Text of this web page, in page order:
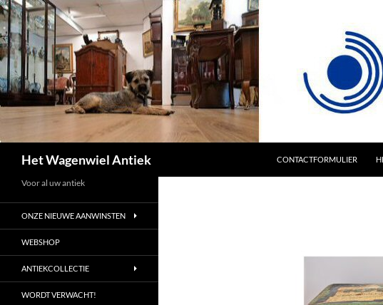
Het Wagenwiel Antiek
CONTACTFORMULIER
Voor al uw antiek
ONZE NIEUWE AANWINSTEN
WEBSHOP
ANTIEKCOLLECTIE
WORDT VERWACHT!